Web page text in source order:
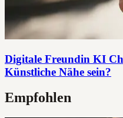
Digitale Freundin KI
Künstliche Nähe sein?
Empfohlen